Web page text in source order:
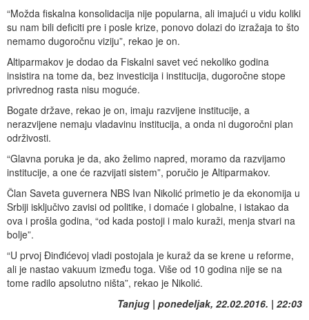
“Možda fiskalna konsolidacija nije popularna, ali imajući u vidu koliki
su nam bili deficiti pre i posle krize, ponovo dolazi do izražaja to što
nemamo dugoročnu viziju”, rekao je on.
Altiparmakov je dodao da Fiskalni savet već nekoliko godina
insistira na tome da, bez investicija i institucija, dugoročne stope
privrednog rasta nisu moguće.
Bogate države, rekao je on, imaju razvijene institucije, a
nerazvijene nemaju vladavinu institucija, a onda ni dugoročni plan
održivosti.
“Glavna poruka je da, ako želimo napred, moramo da razvijamo
institucije, a one će razvijati sistem”, poručio je Altiparmakov.
Član Saveta guvernera NBS Ivan Nikolić primetio je da ekonomija u
Srbiji isključivo zavisi od politike, i domaće i globalne, i istakao da
ova i prošla godina, “od kada postoji i malo kuraži, menja stvari na
bolje”.
“U prvoj Đinđićevoj vladi postojala je kuraž da se krene u reforme,
ali je nastao vakuum između toga. Više od 10 godina nije se na
tome radilo apsolutno ništa”, rekao je Nikolić.
Tanjug | ponedeljak, 22.02.2016. | 22:03